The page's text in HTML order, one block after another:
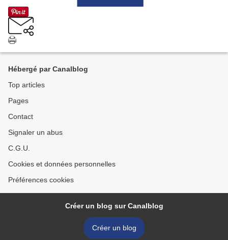
Hébergé par Canalblog
Top articles
Pages
Contact
Signaler un abus
C.G.U.
Cookies et données personnelles
Préférences cookies
Créer un blog sur Canalblog
Créer un blog